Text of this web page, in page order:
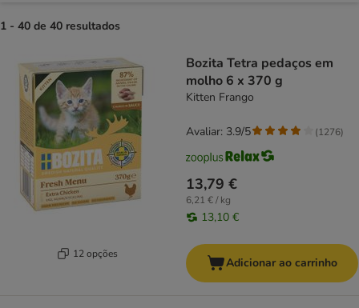
1 - 40 de 40 resultados
12 opções
Bozita Tetra pedaços em
molho 6 x 370 g
Kitten Frango
13,79 €
6,21 € / kg
13,10 €
Avaliar: 3.9/5 (1276)
Adicionar ao carrinho